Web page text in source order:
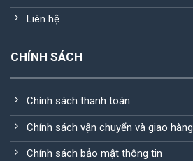
Liên hệ
CHÍNH SÁCH
Chính sách thanh toán
Chính sách vận chuyển và giao hàng
Chính sách bảo mật thông tin